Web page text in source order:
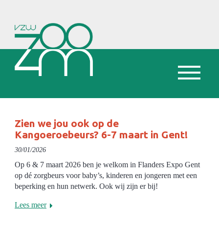
Zien we jou ook op de
Kangoeroebeurs? 6-7 maart in Gent!
30/01/2026
Op 6 & 7 maart 2026 ben je welkom in Flanders Expo Gent
op dé zorgbeurs voor baby’s, kinderen en jongeren met een
beperking en hun netwerk. Ook wij zijn er bij!
Lees meer